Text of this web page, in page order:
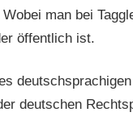
man bei
öffentlich ist.
deutschen